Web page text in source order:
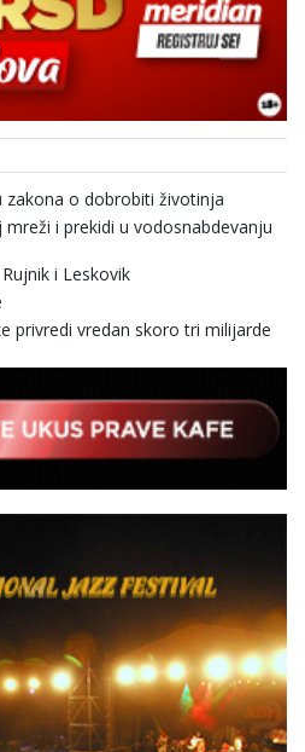
o dobrobiti životinja
i prekidi u vodosnabdevanju
i Leskovik
privredi vredan skoro tri milijarde